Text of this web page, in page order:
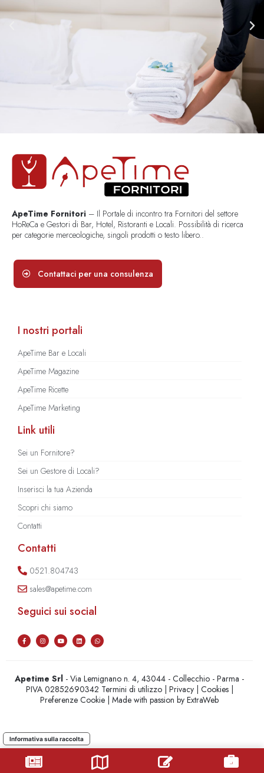
ApeTime Fornitori – Il Portale di incontro tra Fornitori del settore
HoReCa e Gestori di Bar, Hotel, Ristoranti e Locali. Possibilità di ricerca
per categorie merceologiche, singoli prodotti o testo libero..
Contattaci per una consulenza
I nostri portali
ApeTime Bar e Locali
ApeTime Magazine
ApeTime Ricette
ApeTime Marketing
Link utili
Sei un Fornitore?
Sei un Gestore di Locali?
Inserisci la tua Azienda
Scopri chi siamo
Contatti
Contatti
0521.804743
sales@apetime.com
Seguici sui social
Apetime Srl - Via Lemignano n. 4, 43044 - Collecchio - Parma -
PIVA 02852690342 Termini di utilizzo| Privacy| Cookies|
Preferenze Cookie | Made with passion byExtraWeb
Informativa sulla raccolta